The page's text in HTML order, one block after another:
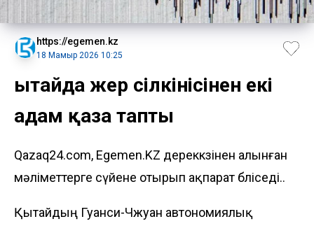
https://egemen.kz
18 Мамыр 2026 10:25
Қытайда жер сілкінісінен екі
адам қаза тапты
Qazaq24.com, Egemen.KZ дереккөзінен алынған
мәліметтерге сүйене отырып ақпарат бөліседі..
Қытайдың Гуанси-Чжуан автономиялық